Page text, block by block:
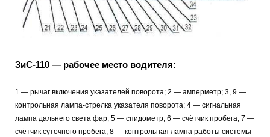
ЗиС-110 — рабочее место водителя:
1 — рычаг включения указателей поворота; 2 — амперметр; 3, 9 —
контрольная лампа-стрелка указателя поворота; 4 — сигнальная
лампа дальнего света фар; 5 — спидометр; 6 — счётчик пробега; 7 —
счётчик суточного пробега; 8 — контрольная лампа работы системы